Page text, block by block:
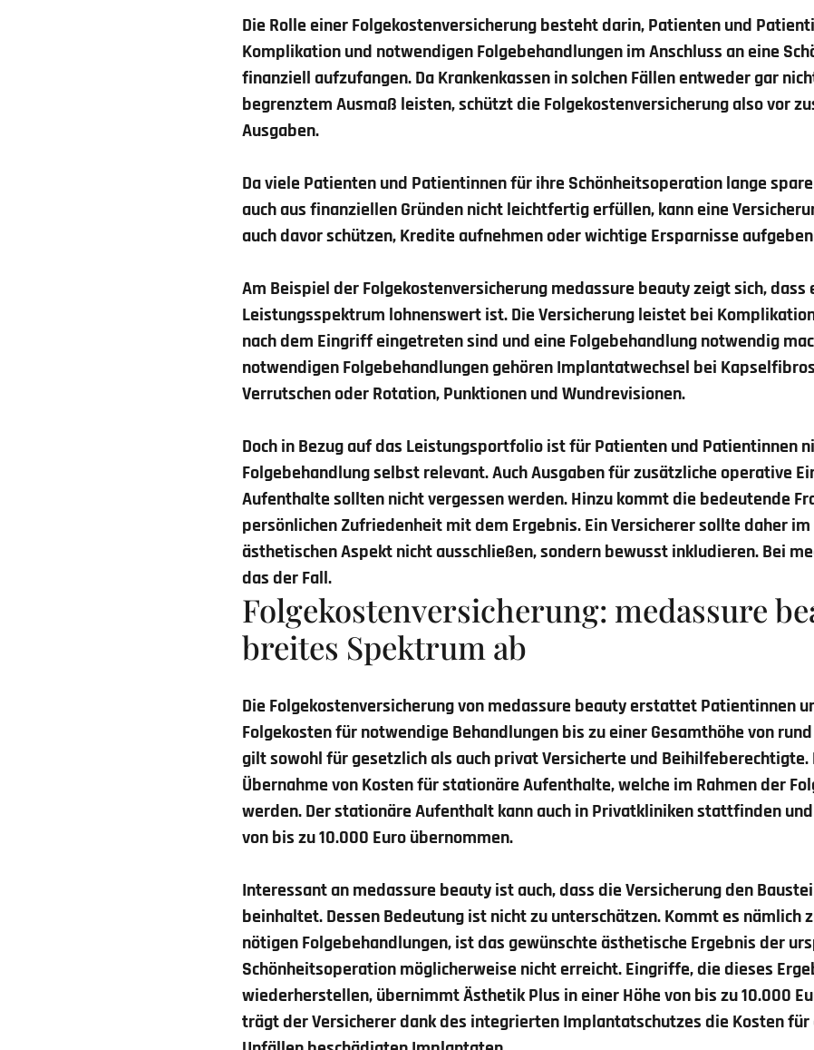
Die Rolle einer Folgekostenversicherung besteht darin, Patienten und
Komplikation und notwendigen Folgebehandlungen im Anschluss an eine
finanziell aufzufangen. Da Krankenkassen in solchen Fällen entweder gar
begrenztem Ausmaß leisten, schützt die Folgekostenversicherungalso vor
Ausgaben.
Da viele Patienten und Patientinnen für ihre Schönheitsoperation lange
auch aus finanziellen Gründen nicht leichtfertig erfüllen, kann eine
auch davor schützen, Kredite aufnehmen oder wichtige Ersparnisse
Am Beispiel der Folgekostenversicherung medassure beauty zeigt sich, dass
Leistungsspektrum lohnenswert ist. Die Versicherung leistet bei
nach dem Eingriff eingetreten sind und eine Folgebehandlung notwendig
notwendigen Folgebehandlungen gehören Implantatwechsel bei
Verrutschen oder Rotation, Punktionen und Wundrevisionen.
Doch in Bezug auf das Leistungsportfolio ist für Patienten und Patientinnen
Folgebehandlung selbst relevant. Auch Ausgaben für zusätzliche operative
Aufenthalte sollten nicht vergessen werden. Hinzu kommt die bedeutende
persönlichen Zufriedenheit mit dem Ergebnis. Ein Versicherer sollte daher
ästhetischen Aspekt nicht ausschließen, sondern bewusst inkludieren. Bei
das der Fall.
Folgekostenversicherung: medassure
breites Spektrum ab
Die Folgekostenversicherung von medassure beauty erstattet Patientinnen
Folgekosten für notwendige Behandlungen bis zu einer Gesamthöhe von
gilt sowohl für gesetzlich als auch privat Versicherte und Beihilfeberechtigte.
Übernahme von Kosten für stationäre Aufenthalte, welche im Rahmen der
werden. Der stationäre Aufenthalt kann auch in Privatkliniken stattfinden
von bis zu 10.000 Euro übernommen.
Interessant an medassure beauty ist auch, dass die Versicherung den
beinhaltet. Dessen Bedeutung ist nicht zu unterschätzen. Kommt es nämlich
nötigen Folgebehandlungen, ist das gewünschte ästhetische Ergebnis der
Schönheitsoperation möglicherweise nicht erreicht. Eingriffe, die dieses
wiederherstellen, übernimmt Ästhetik Plus in einer Höhe von bis zu 10.000
trägt der Versicherer dank des integrierten Implantatschutzes die Kosten für